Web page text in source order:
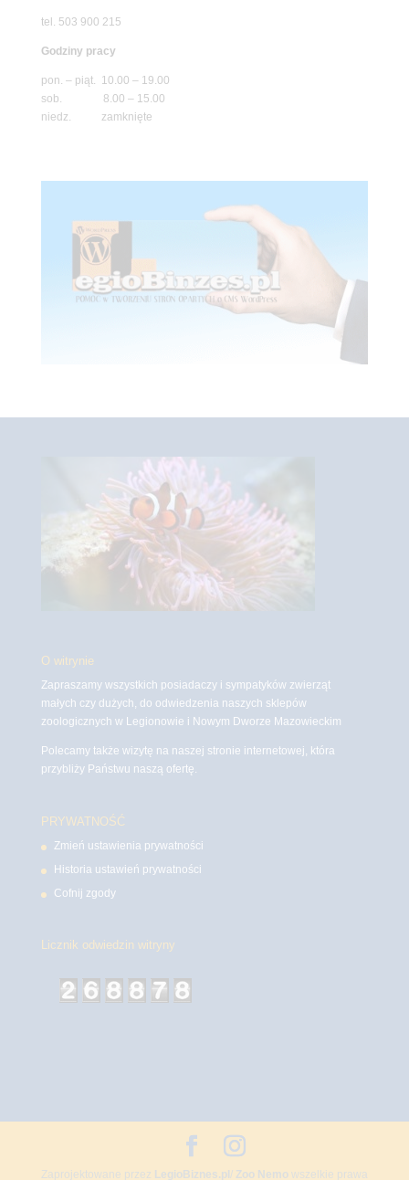
tel. 503 900 215
Godziny pracy
pon. – piąt. 10.00 – 19.00
sob. 8.00 – 15.00
niedz. zamknięte
O witrynie
Zapraszamy wszystkich posiadaczy i sympatyków zwierząt
małych czy dużych, do odwiedzenia naszych sklepów
zoologicznych w Legionowie i Nowym Dworze Mazowieckim
Polecamy także wizytę na naszej stronie internetowej, która
przybliży Państwu naszą ofertę.
PRYWATNOŚĆ
Zmień ustawienia prywatności
Historia ustawień prywatności
Cofnij zgody
Licznik odwiedzin witryny
Zaprojektowane przez LegioBiznes.pl / Zoo Nemowszelkie prawa